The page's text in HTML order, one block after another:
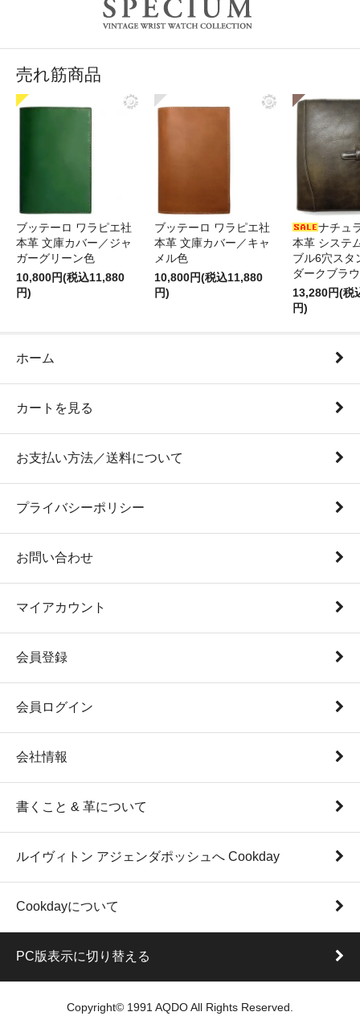
売れ筋商品
ブッテーロ ワラピエ社
本革 文庫カバー／ジャ
ガーグリーン色
10,800円(税込11,880
円)
ブッテーロ ワラピエ社
本革 文庫カバー／キャ
メル色
10,800円(税込11,880
円)
ナチュ
本革 システ
ブル6穴スタ
ダークブラ
13,280円(税
円)
ホーム
カートを見る
お支払い方法／送料について
プライバシーポリシー
お問い合わせ
マイアカウント
会員登録
会員ログイン
会社情報
書くこと & 革について
ルイヴィトン アジェンダポッシュへ Cookday
Cookdayについて
PC版表示に切り替える
Copyright© 1991 AQDO All Rights Reserved.